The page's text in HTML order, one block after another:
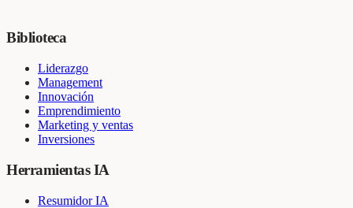
Biblioteca
Liderazgo
Management
Innovación
Emprendimiento
Marketing y ventas
Inversiones
Herramientas IA
Resumidor IA